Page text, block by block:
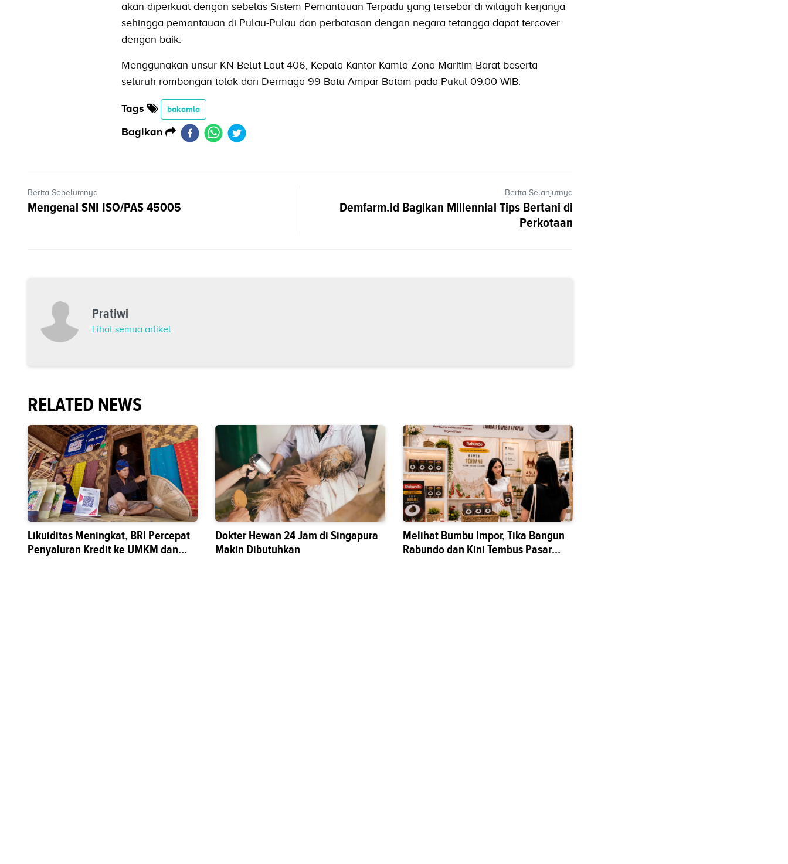
akan diperkuat dengan sebelas Sistem Pemantauan Terpadu yang tersebar di wilayah kerjanya
sehingga pemantauan di Pulau-Pulau dan perbatasan dengan negara tetangga dapat tercover
dengan baik.
Menggunakan unsur KN Belut Laut-406, Kepala Kantor Kamla Zona Maritim Barat beserta
seluruh rombongan tolak dari Dermaga 99 Batu Ampar Batam pada Pukul 09.00 WIB.
Tags bakamla
Bagikan
Berita Sebelumnya
Mengenal SNI ISO/PAS 45005
Berita Selanjutnya
Demfarm.id Bagikan Millennial Tips Bertani di
Perkotaan
Pratiwi
Lihat semua artikel
RELATED NEWS
Likuiditas Meningkat, BRI Percepat
Penyaluran Kredit ke UMKM dan
Dokter Hewan 24 Jam di Singapura
Makin Dibutuhkan
Melihat Bumbu Impor, Tika Bangun
Rabundo dan Kini Tembus Pasar